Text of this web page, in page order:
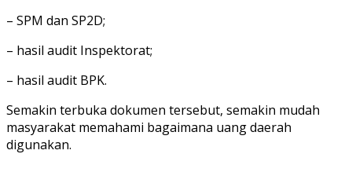
– SPM dan SP2D;
– hasil audit Inspektorat;
– hasil audit BPK.
Semakin terbuka dokumen tersebut, semakin mudah
masyarakat memahami bagaimana uang daerah
digunakan.